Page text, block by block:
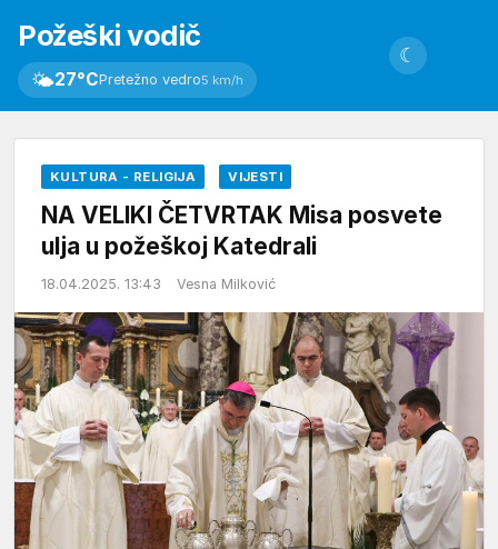
Požeški vodič
🌤27°CPretežno vedro5 km/h
☾
KULTURA - RELIGIJA VIJESTI
NA VELIKI ČETVRTAK Misa posvete
ulja u požeškoj Katedrali
18.04.2025. 13:43 Vesna Milković